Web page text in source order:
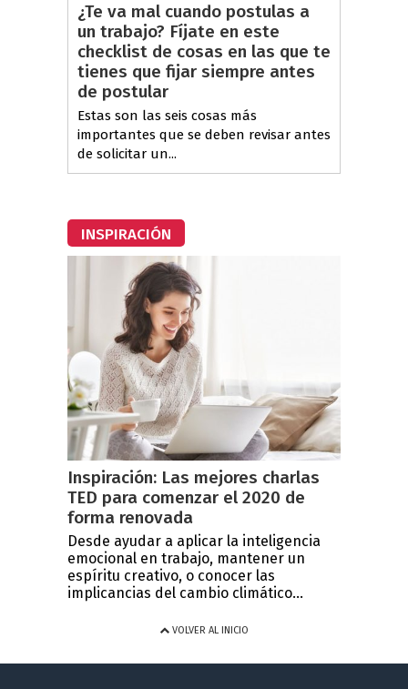
¿Te va mal cuando postulas a
un trabajo? Fíjate en este
checklist de cosas en las que te
tienes que fijar siempre antes
de postular
Estas son las seis cosas más
importantes que se deben revisar antes
de solicitar un...
INSPIRACIÓN
Inspiración: Las mejores charlas
TED para comenzar el 2020 de
forma renovada
Desde ayudar a aplicar la inteligencia
emocional en trabajo, mantener un
espíritu creativo, o conocer las
implicancias del cambio climático...
VOLVER AL INICIO